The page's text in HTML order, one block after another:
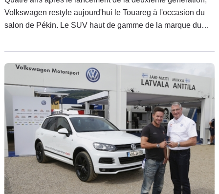
Volkswagen restyle aujourd'hui le Touareg à l'occasion du
salon de Pékin. Le SUV haut de gamme de la marque du
un bouclier avant légèrement redessiné.